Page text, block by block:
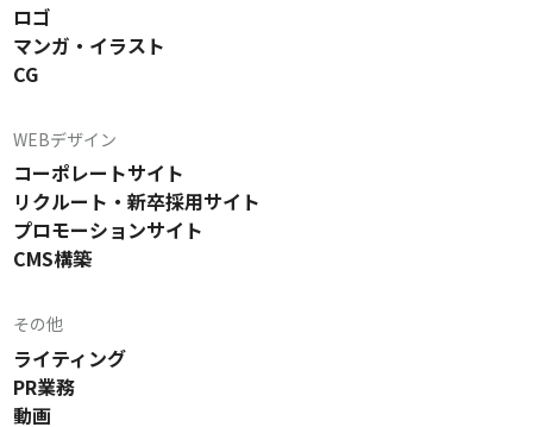
ロゴ
マンガ・イラスト
CG
WEBデザイン
コーポレートサイト
リクルート・新卒採用サイト
プロモーションサイト
CMS構築
その他
ライティング
PR業務
動画